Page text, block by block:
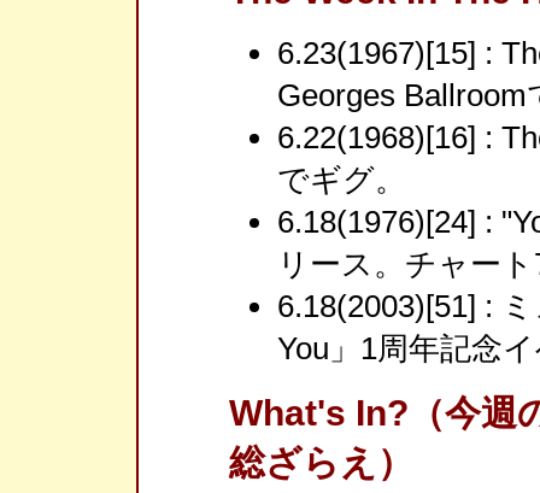
6.23(1967)[15] :
Georges Ballroom
6.22(1968)[16] :
でギグ。
6.18(1976)[24] :
リース。チャー
6.18(2003)[51] :
You」1周年記念
What's In?（今週
総ざらえ）